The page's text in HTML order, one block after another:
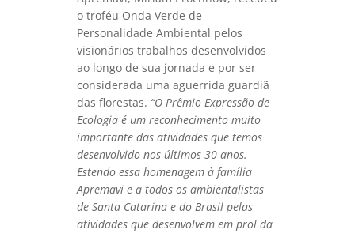
o troféu Onda Verde de
Personalidade Ambiental pelos
visionários trabalhos desenvolvidos
ao longo de sua jornada e por ser
considerada uma aguerrida guardiã
das florestas. “O Prêmio Expressão de
Ecologia é um reconhecimento muito
importante das atividades que temos
desenvolvido nos últimos 30 anos.
Estendo essa homenagem à família
Apremavi e a todos os ambientalistas
de Santa Catarina e do Brasil pelas
atividades que desenvolvem em prol da